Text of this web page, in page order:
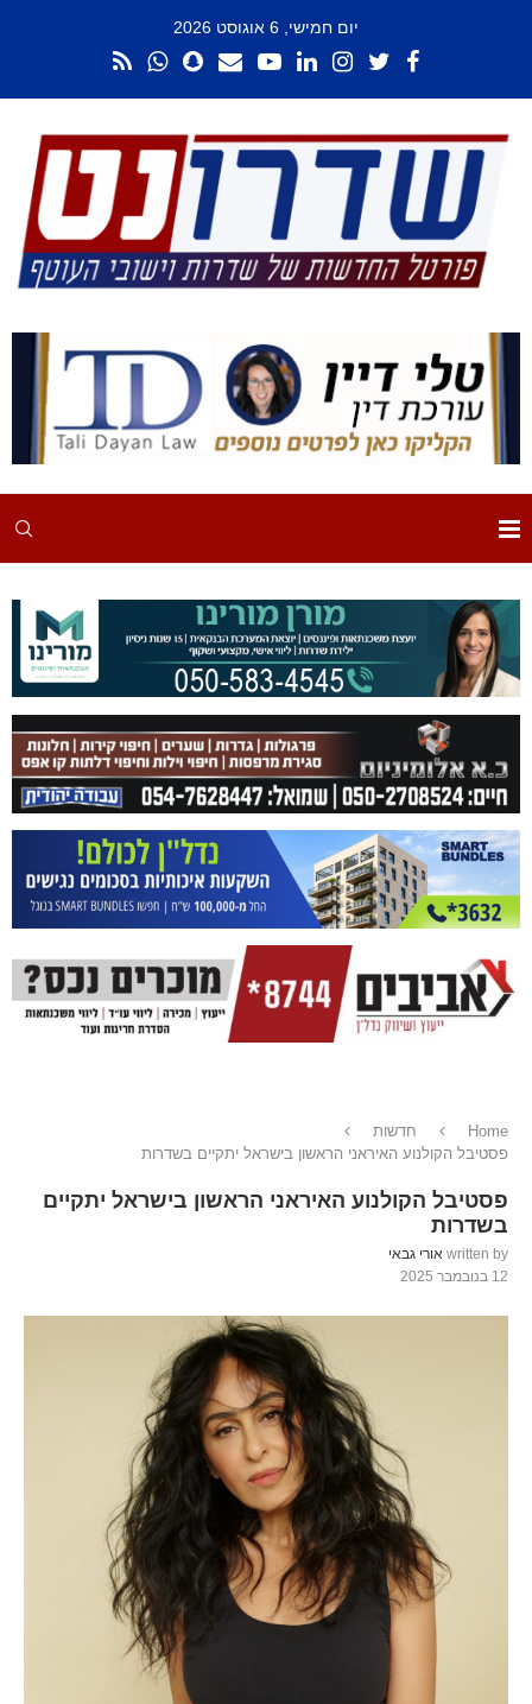
יום חמישי, 6 אוגוסט 2026
Home
חדשות
פסטיבל הקולנוע האיראני הראשון בישראל יתקיים בשדרות
פסטיבל הקולנוע האיראני הראשון בישראל יתקיים
בשדרות
written by אורי גבאי
12 בנובמבר 2025